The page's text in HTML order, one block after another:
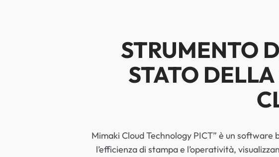
STRUMENTO
STATO
Mimaki Cloud Technology PICT” è un
l’efficienza di stampa e l’operatività,